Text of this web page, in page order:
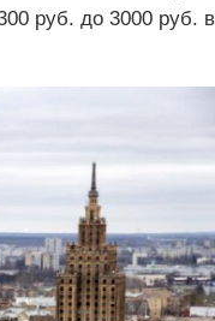
руб. до 3000 руб. в